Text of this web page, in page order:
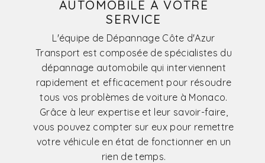
AUTOMOBILE À VOTRE
SERVICE
L'équipe de Dépannage Côte d'Azur
Transport est composée de spécialistes du
dépannage automobile qui interviennent
rapidement et efficacement pour résoudre
tous vos problèmes de voiture à Monaco.
Grâce à leur expertise et leur savoir-faire,
vous pouvez compter sur eux pour remettre
votre véhicule en état de fonctionner en un
rien de temps.